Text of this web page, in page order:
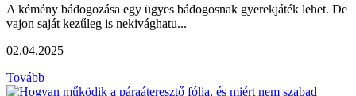
A kémény bádogozása egy ügyes bádogosnak gyerekjáték lehet. De
vajon saját kezűleg is nekivághatu...
02.04.2025
Tovább